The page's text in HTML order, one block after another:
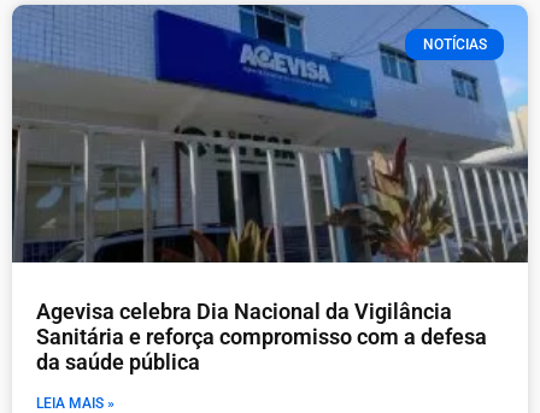
NOTÍCIAS
Agevisa celebra Dia Nacional da Vigilância
Sanitária e reforça compromisso com a defesa
da saúde pública
LEIA MAIS »